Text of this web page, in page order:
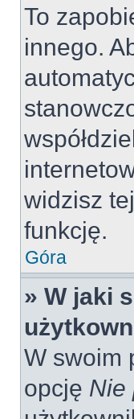
To
innego.
widzisz
funkcję.
Góra
» W jaki
W swoim
opcję Nie